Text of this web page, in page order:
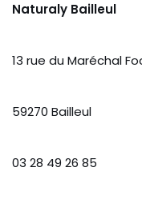
Naturaly Bailleul
13 rue du Maréchal
59270 Bailleul
03 28 49 26 85